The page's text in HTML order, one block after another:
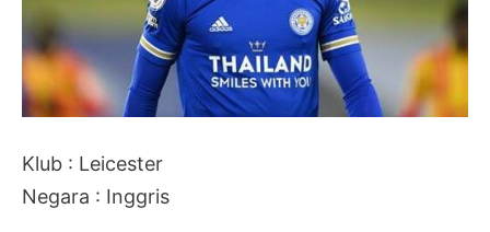
Klub : Leicester
Negara : Inggris